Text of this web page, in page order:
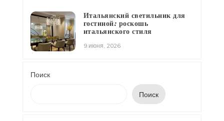
Итальянский светильник для
гостиной: роскошь
итальянского стиля
9 июня, 2026
Поиск
Поиск